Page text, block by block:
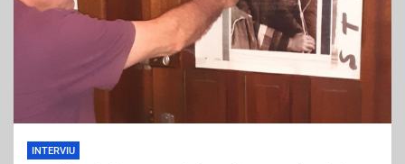
INTERVIU